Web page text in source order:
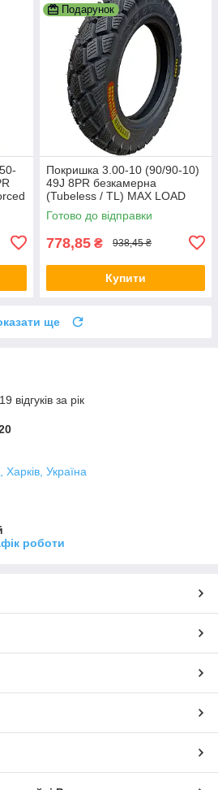
Подарунок
Покришка 3.00-10 (90/90-10)
49J 8PR безкамерна
(Tubeless / TL) MAX LOAD
195кг
Готово до відправки
778,85 ₴ 938,45 ₴
Купити
ще
відгуків за рік
Україна
роботи